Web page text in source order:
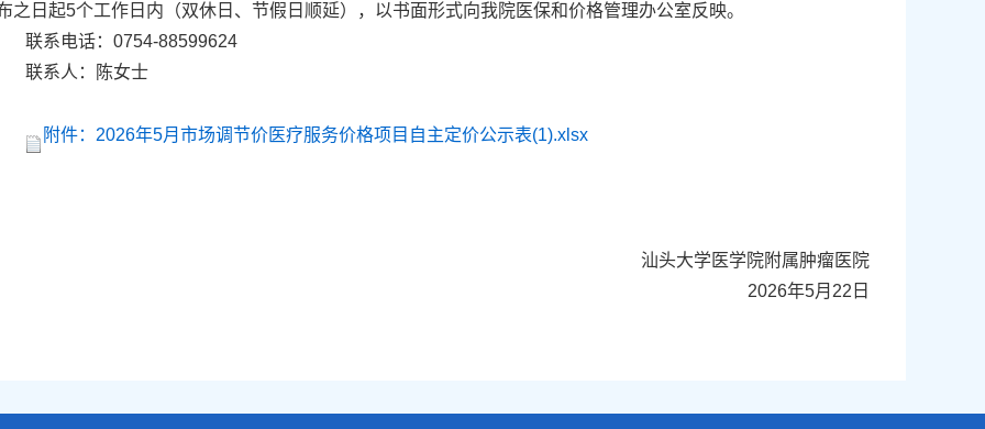
之日起5个工作日内（双休日、节假日顺延），以书面形式向我院医保和价格管理办公室反映。
联系电话： 0754-88599624
联系人：陈女士
附件：2026年5月市场调节价医疗服务价格项目自主定价公示表(1).xlsx
汕头大学医学院附属肿瘤医院
2026年5月22日